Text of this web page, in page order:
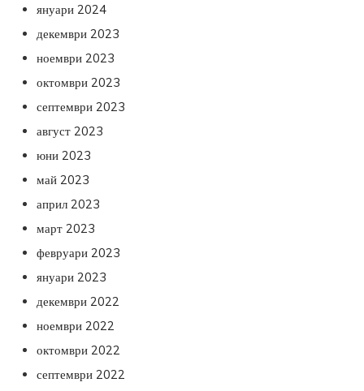
януари 2024
декември 2023
ноември 2023
октомври 2023
септември 2023
август 2023
юни 2023
май 2023
април 2023
март 2023
февруари 2023
януари 2023
декември 2022
ноември 2022
октомври 2022
септември 2022